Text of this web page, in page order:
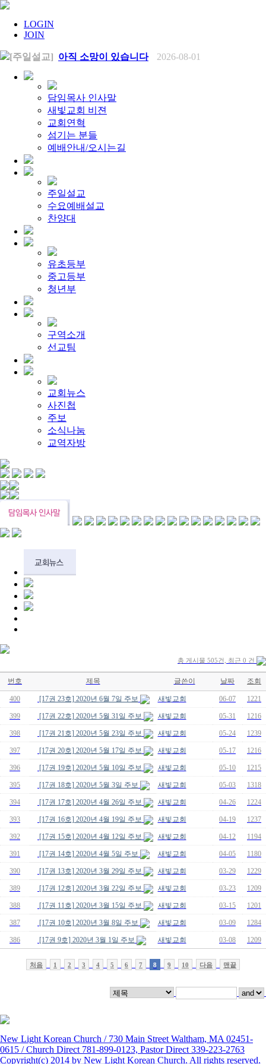
LOGIN
JOIN
[주일설교] 아직 소망이 있습니다
2026-08-01
[찬양대]
[주일설교]
[주일설교] 백성의 범죄와 에스라의 애통
[찬양대]
2026년 7월 12일 - "예수 곁에 서리"
[주일설교] 하나님의 손이 도우십니다
[찬양대]
2026년 7월 5일 - "예수가 함께 계시니"
[주일설교] 믿음으로 헌신한 사람들
[찬양대]
2026년 6월 28일 - "주의 손에 나의 손을 포개고"
[주일설교]
[찬양대]
[찬양대]
2026년 6월 7일 - "은혜 아니면"
[주일설교] 하나님이 도우십니다
[주일설교] 발에 신을 벗으라
[찬양대]
2026년 5월 31일 - "말씀 앞에서"
[주일설교] 하나님이 이루십니다
[찬양대]
[주일설교]
[찬양대]
2026년 5월 17일 - "우리가 지금은 나그네 되어도"
[주일설교]
하나님이 일하십니다
[찬양대]
2026년 5월 10일 - "하나님은 나의 아버지"
[주일설교] 우리는 하나님의 종
[찬양대]
2026년 5월 3일 - "하나님이 너를 엄청 사랑하신대"
[주일설교]
[찬양대]
[주일설교]
[찬양대]
2026년 4월 19일 - "여겨주심으로"
[주일설교] 개혁은 계속되어야 합니다
[찬양대]
2026년 8월 2일 - "말씀 앞에서"
담임목사 인사말
새빛교회 비젼
교회연혁
섬기는 분들
예배안내/오시는길
주일설교
수요예배설교
찬양대
유초등부
중고등부
청년부
구역소개
선교팀
교회뉴스
사진첩
주보
소식나눔
교역자방
총 게시물 505건, 최근 0 건
번호 제목 글쓴이 날짜 조회
400 [17권 23호] 2020년 6월 7일 주보 새빛교회 06-07 1221
399 [17권 22호] 2020년 5월 31일 주보 새빛교회 05-31 1216
398 [17권 21호] 2020년 5월 23일 주보 새빛교회 05-24 1239
397 [17권 20호] 2020년 5월 17일 주보 새빛교회 05-17 1216
396 [17권 19호] 2020년 5월 10일 주보 새빛교회 05-10 1215
395 [17권 18호] 2020년 5월 3일 주보 새빛교회 05-03 1318
394 [17권 17호] 2020년 4월 26일 주보 새빛교회 04-26 1224
393 [17권 16호] 2020년 4월 19일 주보 새빛교회 04-19 1237
392 [17권 15호] 2020년 4월 12일 주보 새빛교회 04-12 1194
391 [17권 14호] 2020년 4월 5일 주보 새빛교회 04-05 1180
390 [17권 13호] 2020년 3월 29일 주보 새빛교회 03-29 1229
389 [17권 12호] 2020년 3월 22일 주보 새빛교회 03-23 1209
388 [17권 11호] 2020년 3월 15일 주보 새빛교회 03-15 1201
387 [17권 10호] 2020년 3월 8일 주보 새빛교회 03-09 1284
386 [17권 9호] 2020년 3월 1일 주보 새빛교회 03-08 1209
처음 1 2 3 4 5 6 7 8 9 10 다음 맨끝
New Light Korean Church / 730 Main Street Waltham, MA 02451-
0615 / Church Direct 781-899-0123, Pastor Direct 339-223-2763
Copyright(c) 2014 by New Light Korean Church. All rights reserved.